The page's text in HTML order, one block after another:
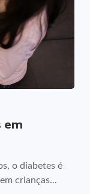
em
o diabetes é
crianças...